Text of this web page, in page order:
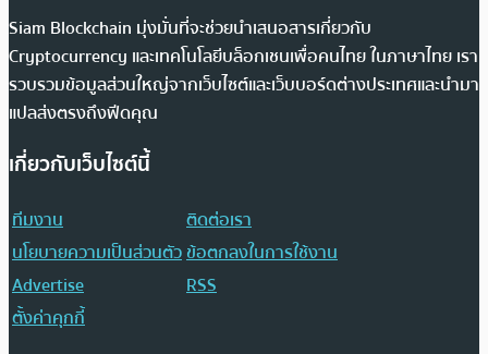
Siam Blockchain มุ่งมั่นที่จะช่วยนำเสนอสารเกี่ยวกับ
Cryptocurrency และเทคโนโลยีบล็อกเชนเพื่อคนไทย ในภาษาไทย เรา
รวบรวมข้อมูลส่วนใหญ่จากเว็บไซต์และเว็บบอร์ดต่างประเทศและนำมา
แปลส่งตรงถึงฟีดคุณ
เกี่ยวกับเว็บไซต์นี้
ทีมงาน
ติดต่อเรา
นโยบายความเป็นส่วนตัวข้อตกลงในการใช้งาน
Advertise
RSS
ตั้งค่าคุกกี้